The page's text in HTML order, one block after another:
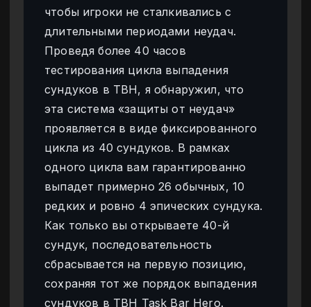
чтобы игроки не сталкивались с
длительными периодами неудач.
Проведя более 40 часов
тестирования цикла выпадения
сундуков в TBH, я обнаружил, что
эта система «защиты от неудач»
проявляется в виде фиксированного
цикла из 40 сундуков. В рамках
одного цикла вам гарантированно
выпадет примерно 26 обычных, 10
редких и ровно 4 эпических сундука.
Как только вы открываете 40-й
сундук, последовательность
сбрасывается на первую позицию,
сохраняя тот же порядок выпадения
сундуков в TBH Task Bar Hero.